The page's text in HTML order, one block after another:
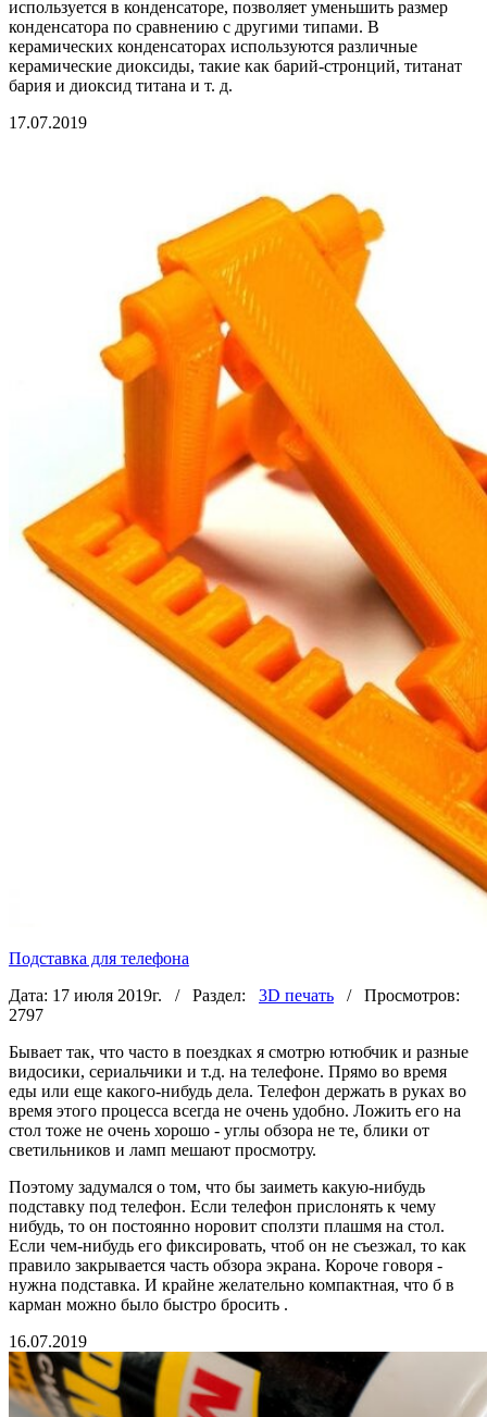
используется в конденсаторе, позволяет уменьшить размер
конденсатора по сравнению с другими типами. В
керамических конденсаторах используются различные
керамические диоксиды, такие как барий-стронций, титанат
бария и диоксид титана и т. д.
17.07.2019
Подставка для телефона
Дата: 17 июля 2019г. / Раздел: 3D печать / Просмотров:
2797
Бывает так, что часто в поездках я смотрю ютюбчик и разные
видосики, сериальчики и т.д. на телефоне. Прямо во время
еды или еще какого-нибудь дела. Телефон держать в руках во
время этого процесса всегда не очень удобно. Ложить его на
стол тоже не очень хорошо - углы обзора не те, блики от
светильников и ламп мешают просмотру.
Поэтому задумался о том, что бы заиметь какую-нибудь
подставку под телефон. Если телефон прислонять к чему
нибудь, то он постоянно норовит сползти плашмя на стол.
Если чем-нибудь его фиксировать, чтоб он не съезжал, то как
правило закрывается часть обзора экрана. Короче говоря -
нужна подставка. И крайне желательно компактная, что б в
карман можно было быстро бросить .
16.07.2019